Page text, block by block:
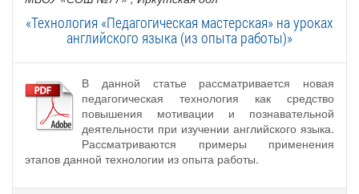
«Технология «Педагогическая мастерская» на уроках
английского языка (из опыта работы)»
В данной статье рассматривается новая
педагогическая технология как средство
повышения мотивации и познавательной
деятельности при изучении английского языка.
Рассматриваются примеры применения
этапов данной технологии из опыта работы.